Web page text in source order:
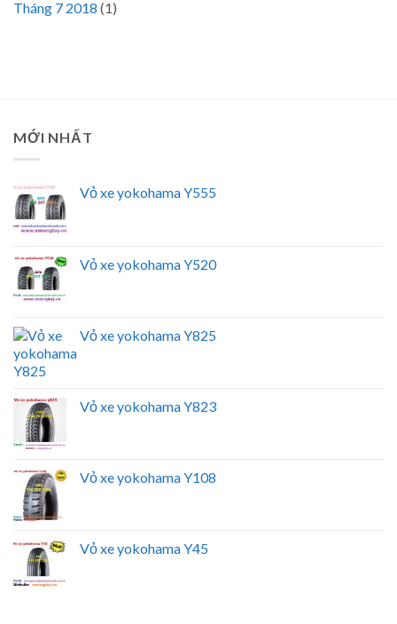
Tháng 7 2018 (1)
MỚI NHẤT
Vỏ xe yokohama Y555
Vỏ xe yokohama Y520
Vỏ xe yokohama Y825
Vỏ xe yokohama Y823
Vỏ xe yokohama Y108
Vỏ xe yokohama Y45